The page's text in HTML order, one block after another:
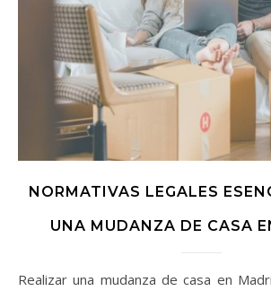
NORMATIVAS LEGALES
UNA MUDANZA DE CASA
Realizar una mudanza de casa en Madrid u otra localidad